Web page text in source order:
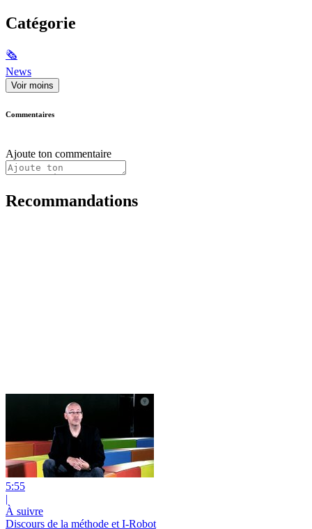
Catégorie
🗞
News
Voir moins
Commentaires
Ajoute ton commentaire
Recommandations
5:55
|
À suivre
Discours de la méthode et I-Robot